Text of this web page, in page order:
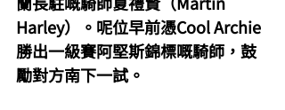
Harley）。呢位早前憑Cool Archie
勝出一級賽阿堅斯錦標嘅騎師，鼓
勵對方南下一試。